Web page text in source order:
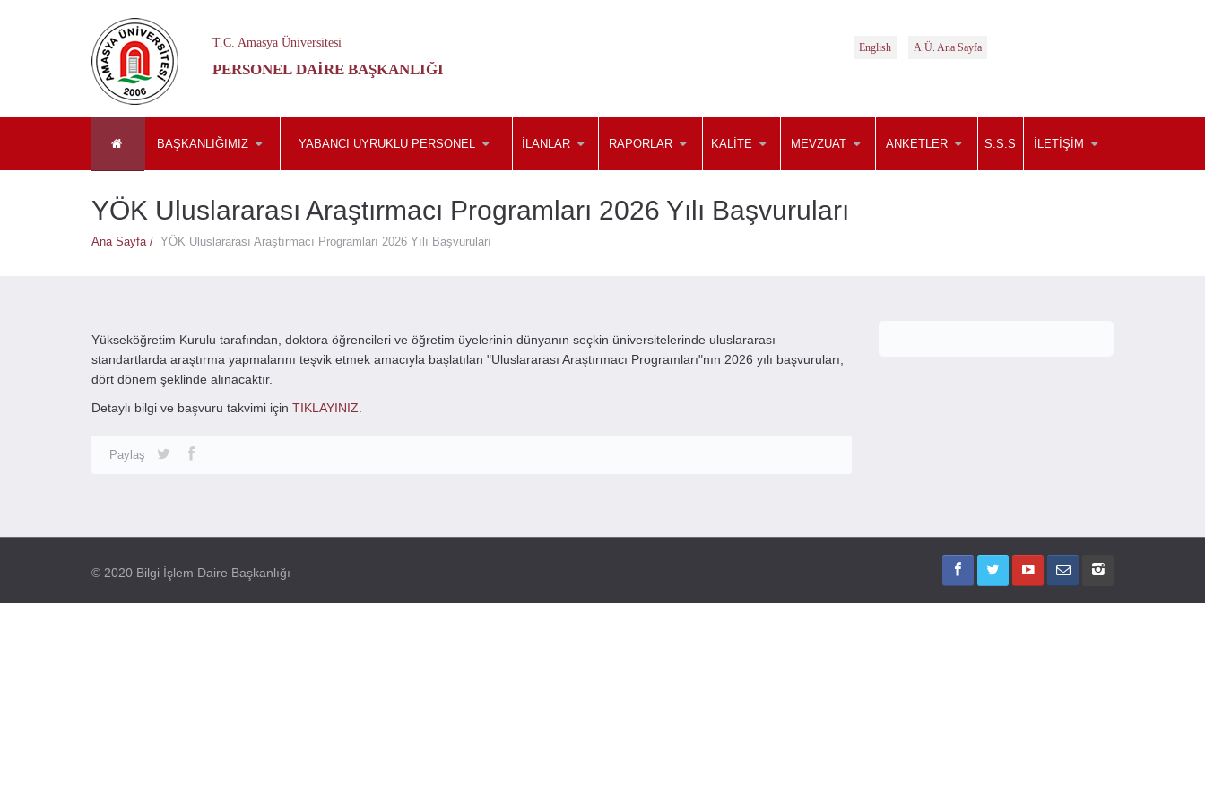
T.C. Amasya Üniversitesi
PERSONEL DAIRE BAŞKANLIĞI
English A.Ü. Ana Sayfa
BAŞKANLIĞIMIZ YABANCI UYRUKLU PERSONEL İLANLAR RAPORLAR KALİTE MEVZUAT ANKETLER S.S.S İLETİŞİM
YÖK Uluslararası Araştırmacı Programları 2026 Yılı Başvuruları
Ana Sayfa / YÖK Uluslararası Araştırmacı Programları 2026 Yılı Başvuruları
Yükseköğretim Kurulu tarafından, doktora öğrencileri ve öğretim üyelerinin dünyanın seçkin üniversitelerinde uluslararası
standartlarda araştırma yapmalarını teşvik etmek amacıyla başlatılan "Uluslararası Araştırmacı Programları"nın 2026 yılı başvuruları,
dört dönem şeklinde alınacaktır.
Detaylı bilgi ve başvuru takvimi için TIKLAYINIZ.
Paylaş
© 2020 Bilgi İşlem Daire Başkanlığı